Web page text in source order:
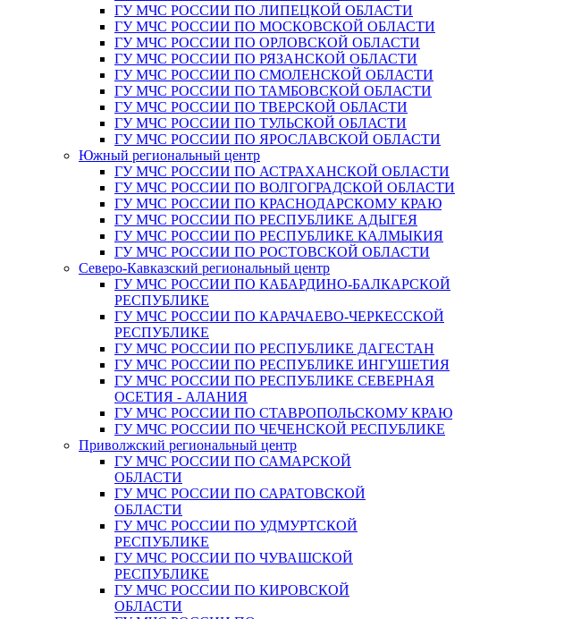
ГУ МЧС РОССИИ ПО ЛИПЕЦКОЙ ОБЛАСТИ
ГУ МЧС РОССИИ ПО МОСКОВСКОЙ ОБЛАСТИ
ГУ МЧС РОССИИ ПО ОРЛОВСКОЙ ОБЛАСТИ
ГУ МЧС РОССИИ ПО РЯЗАНСКОЙ ОБЛАСТИ
ГУ МЧС РОССИИ ПО СМОЛЕНСКОЙ ОБЛАСТИ
ГУ МЧС РОССИИ ПО ТАМБОВСКОЙ ОБЛАСТИ
ГУ МЧС РОССИИ ПО ТВЕРСКОЙ ОБЛАСТИ
ГУ МЧС РОССИИ ПО ТУЛЬСКОЙ ОБЛАСТИ
ГУ МЧС РОССИИ ПО ЯРОСЛАВСКОЙ ОБЛАСТИ
Южный региональный центр
ГУ МЧС РОССИИ ПО АСТРАХАНСКОЙ ОБЛАСТИ
ГУ МЧС РОССИИ ПО ВОЛГОГРАДСКОЙ ОБЛАСТИ
ГУ МЧС РОССИИ ПО КРАСНОДАРСКОМУ КРАЮ
ГУ МЧС РОССИИ ПО РЕСПУБЛИКЕ АДЫГЕЯ
ГУ МЧС РОССИИ ПО РЕСПУБЛИКЕ КАЛМЫКИЯ
ГУ МЧС РОССИИ ПО РОСТОВСКОЙ ОБЛАСТИ
Северо-Кавказский региональный центр
ГУ МЧС РОССИИ ПО КАБАРДИНО-БАЛКАРСКОЙ
РЕСПУБЛИКЕ
ГУ МЧС РОССИИ ПО КАРАЧАЕВО-ЧЕРКЕССКОЙ
РЕСПУБЛИКЕ
ГУ МЧС РОССИИ ПО РЕСПУБЛИКЕ ДАГЕСТАН
ГУ МЧС РОССИИ ПО РЕСПУБЛИКЕ ИНГУШЕТИЯ
ГУ МЧС РОССИИ ПО РЕСПУБЛИКЕ СЕВЕРНАЯ
ОСЕТИЯ - АЛАНИЯ
ГУ МЧС РОССИИ ПО СТАВРОПОЛЬСКОМУ КРАЮ
ГУ МЧС РОССИИ ПО ЧЕЧЕНСКОЙ РЕСПУБЛИКЕ
Приволжский региональный центр
ГУ МЧС РОССИИ ПО САМАРСКОЙ
ОБЛАСТИ
ГУ МЧС РОССИИ ПО САРАТОВСКОЙ
ОБЛАСТИ
ГУ МЧС РОССИИ ПО УДМУРТСКОЙ
РЕСПУБЛИКЕ
ГУ МЧС РОССИИ ПО ЧУВАШСКОЙ
РЕСПУБЛИКЕ
ГУ МЧС РОССИИ ПО КИРОВСКОЙ
ОБЛАСТИ